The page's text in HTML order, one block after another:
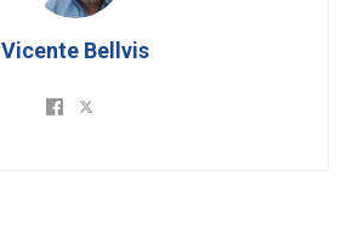
Vicente Bellvis